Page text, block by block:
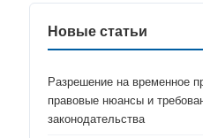
Новые статьи
Разрешение на временное
правовые нюансы и
законодательства